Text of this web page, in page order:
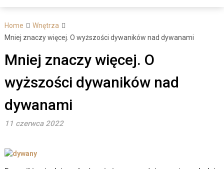
Home
Wnętrza
Mniej znaczy więcej. O wyższości dywaników nad dywanami
Mniej znaczy więcej. O
wyższości dywaników nad
dywanami
11 czerwca 2022